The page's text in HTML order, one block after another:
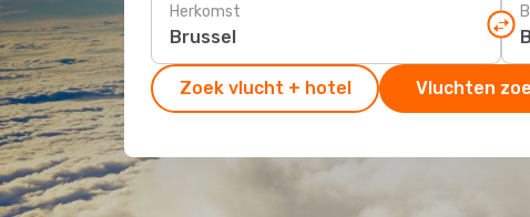
Herkomst
Zoek vlucht + hotel Vluchten